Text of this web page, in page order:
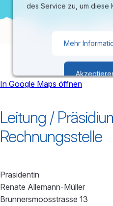
des Service zu, um diese
Mehr
Management
In Google Maps öffnen
Leitung /
Rechnungsstelle
Präsidentin
Renate Allemann-Müller
Brunnersmoosstrasse 13